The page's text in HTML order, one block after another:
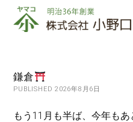
株
式
小
野
商
鎌倉
PUBLISHED 2026年8月6日
もう11月も半ば、今年も